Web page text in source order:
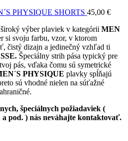
PHYSIQUE SHORTS 45,00 €
výber plaviek v kategórii MEN
si svoju farbu, vzor, v ktorom
čistý dizajn a jedinečný vzhľad ti
Špeciálny strih pása typický pre
pás, vďaka čomu sú symetrické
PHYSIQUE plavky spĺňajú
sú vhodné nielen na súťažné
špeciálnych požiadaviek (
pod. ) nás neváhajte kontaktovať.